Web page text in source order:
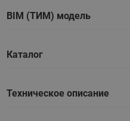
BIM (ТИМ) модель
Каталог
Техническое описание